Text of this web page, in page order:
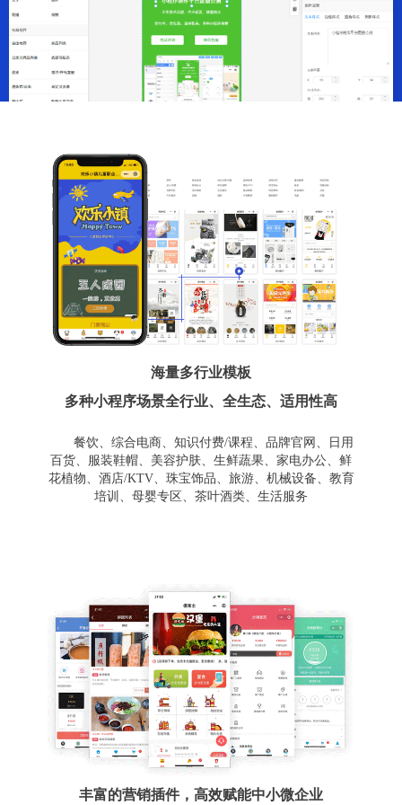
海量多行业模板
多种小程序场景全行业、全生态、适用性高
餐饮、综合电商、知识付费/课程、品牌官网、日用
百货、服装鞋帽、美容护肤、生鲜蔬果、家电办公、鲜
花植物、酒店/KTV、珠宝饰品、旅游、机械设备、教育
培训、母婴专区、茶叶酒类、生活服务
丰富的营销插件，高效赋能中小微企业